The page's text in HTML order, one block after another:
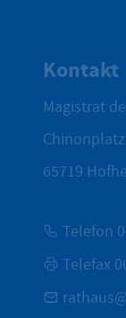
Kontakt
Magistrat
65719
Telefon
Telefax